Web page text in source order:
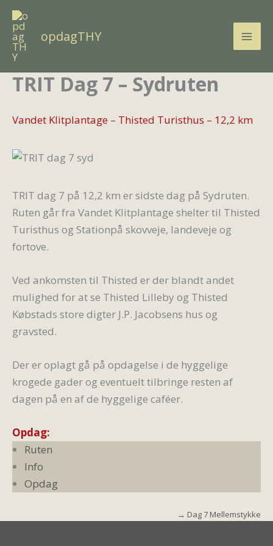
Gå
indholdetopdagTHY
TRIT Dag 7 – Sydruten
Vandet Klitplantage – Thisted Turisthus – 12,2 km
TRIT dag 7 på 12,2 km er sidste dag på Sydruten.
Ruten går fra Vandet Klitplantage shelter til Thisted
Turisthus og Stationpå skovveje, landeveje og
fortove.
Ved ankomsten til Thisted er der blandt andet
mulighed for at se Thisted Lilleby og Thisted
Købstads store digter J.P. Jacobsens hus og
gravsted.
Der er oplagt gå på opdagelse i de hyggelige
krogede gader og eventuelt tilbringe resten af
dagen på en af de hyggelige caféer.
Opdag:
Ruten
Info
Opdag
→ Dag 7 Mellemstykke